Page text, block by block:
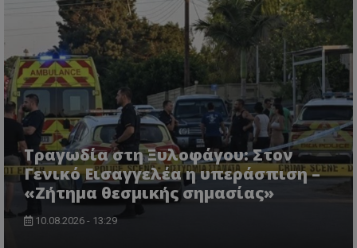
Τραγωδία στη Ξυλοφάγου: Στον
Γενικό Εισαγγελέα η υπεράσπιση –
«Ζήτημα θεσμικής σημασίας»
10.08.2026 - 13:29